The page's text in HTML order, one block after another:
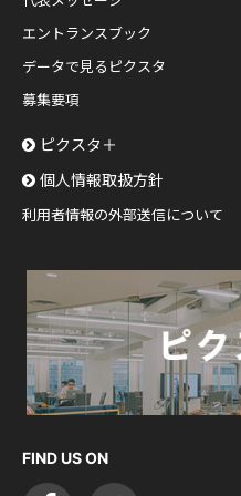
エントランスブック
データで見るピクスタ
募集要項
ピクスタ＋
個人情報取扱方針
利用者情報の外部送信について
FIND US ON